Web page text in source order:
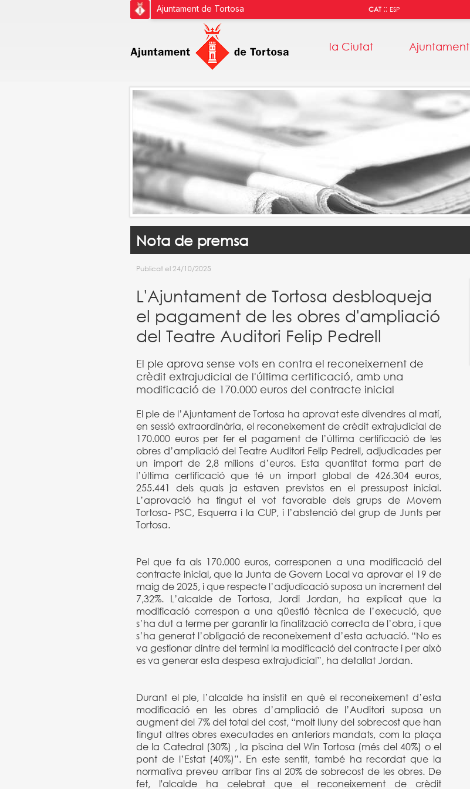
Ajuntament de Tortosa CAT:: ESP
la Ciutat Ajuntament
Nota de premsa
Publicat el 24/10/2025
L'Ajuntament de Tortosa desbloqueja
el pagament de les obres d'ampliació
del Teatre Auditori Felip Pedrell
El ple aprova sense vots en contra el reconeixement de
crèdit extrajudicial de l'última certificació, amb una
modificació de 170.000 euros del contracte inicial
El ple de l’Ajuntament de Tortosa ha aprovat este divendres al matí,
en sessió extraordinària, el reconeixement de crèdit extrajudicial de
170.000 euros per fer el pagament de l’última certificació de les
obres d’ampliació del Teatre Auditori Felip Pedrell, adjudicades per
un import de 2,8 milions d’euros. Esta quantitat forma part de
l’última certificació que té un import global de 426.304 euros,
255.441 dels quals ja estaven previstos en el pressupost inicial.
L’aprovació ha tingut el vot favorable dels grups de Movem
Tortosa- PSC, Esquerra i la CUP, i l’abstenció del grup de Junts per
Tortosa.
Pel que fa als 170.000 euros, corresponen a una modificació del
contracte inicial, que la Junta de Govern Local va aprovar el 19 de
maig de 2025, i que respecte l’adjudicació suposa un increment del
7,32%. L’alcalde de Tortosa, Jordi Jordan, ha explicat que la
modificació correspon a una qüestió tècnica de l’execució, que
s’ha dut a terme per garantir la finalització correcta de l’obra, i que
s’ha generat l’obligació de reconeixement d’esta actuació. “No es
va gestionar dintre del termini la modificació del contracte i per això
es va generar esta despesa extrajudicial”, ha detallat Jordan.
Durant el ple, l’alcalde ha insistit en què el reconeixement d’esta
modificació en les obres d’ampliació de l’Auditori suposa un
augment del 7% del total del cost, “molt lluny del sobrecost que han
tingut altres obres executades en anteriors mandats, com la plaça
de la Catedral (30%) , la piscina del Win Tortosa (més del 40%) o el
pont de l’Estat (40%)”. En este sentit, també ha recordat que la
normativa preveu arribar fins al 20% de sobrecost de les obres. De
fet, l'alcalde ha celebrat que el reconeixement de crèdit